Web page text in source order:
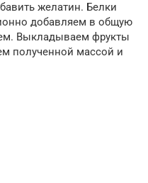
желатин. Белки
добавляем в общую
Выкладываем фрукты
полученной массой и